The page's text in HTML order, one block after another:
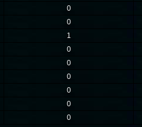
0
0
1
0
0
0
0
0
0